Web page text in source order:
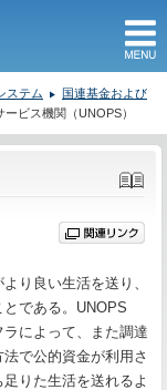
ステム
国連基金および
ビス機関（UNOPS）
り良い生活を送り、
である。UNOPS
によって、また調達
で公的資金が利用さ
りた生活を送れるよ